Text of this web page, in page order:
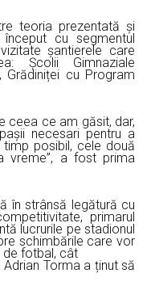
teoria prezentată și
cu segmentul
șantierele care
Școlii Gimnaziale
Grădiniței cu Program
ceea ce am găsit, dar,
necesari pentru a
posibil, cele două
vreme”, a fost prima
în strânsă legătură cu
primarul
lucrurile pe stadionul
schimbările care vor
de fotbal, cât
Torma a ținut să